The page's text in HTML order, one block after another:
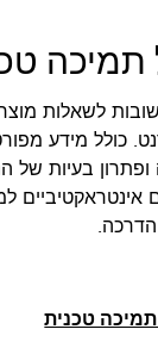
תמיכה
לשאלות מוצר
כולל מידע
הדרכה.
טכנית